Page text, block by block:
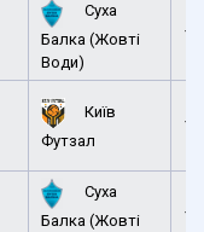
Суха
Балка (Жовті
Води)
Київ
Футзал
Суха
Балка (Жовті